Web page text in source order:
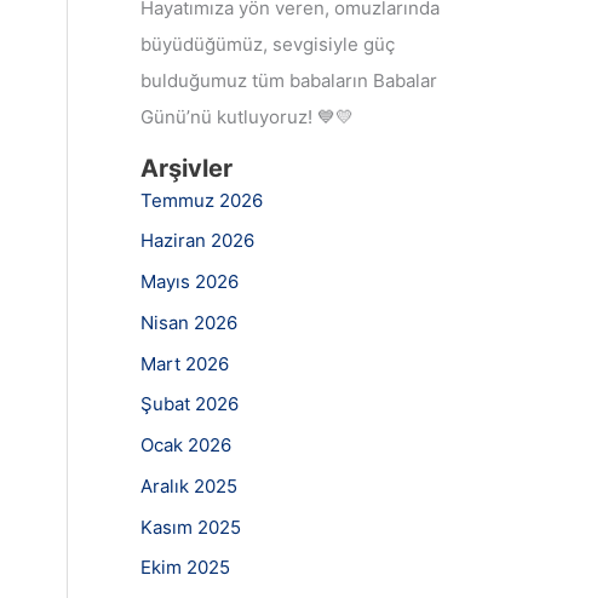
Hayatımıza yön veren, omuzlarında
büyüdüğümüz, sevgisiyle güç
bulduğumuz tüm babaların Babalar
Günü’nü kutluyoruz! 💙💛
Arşivler
Temmuz 2026
Haziran 2026
Mayıs 2026
Nisan 2026
Mart 2026
Şubat 2026
Ocak 2026
Aralık 2025
Kasım 2025
Ekim 2025